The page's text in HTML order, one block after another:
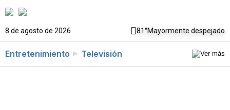
8 de agosto de 2026 81°Mayormente despejado
Entretenimiento Televisión